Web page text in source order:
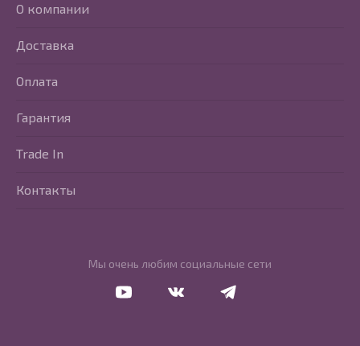
Мы очень любим социальные сети
О компании
Доставка
Оплата
Гарантия
Trade In
Контакты